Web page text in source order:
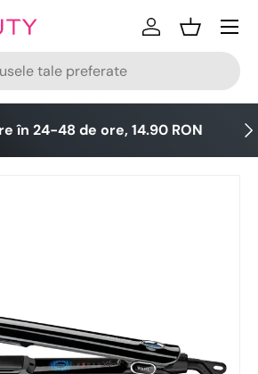
LogareCos
Meniu
în 24-48 de ore, 14.90 RON